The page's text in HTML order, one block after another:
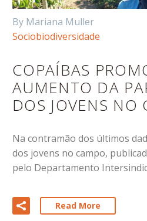
By Mariana Muller
Sociobiodiversidade
COPAÍBAS
AUMENTO DA
DOS JOVENS NO
Na contramão dos últimos
dos jovens no campo,
pelo Departamento
Read More